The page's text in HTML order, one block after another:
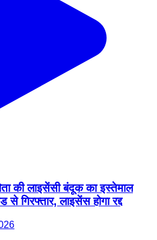
की लाइसेंसी बंदूक का इस्तेमाल
गिरफ्तार, लाइसेंस होगा रद्द